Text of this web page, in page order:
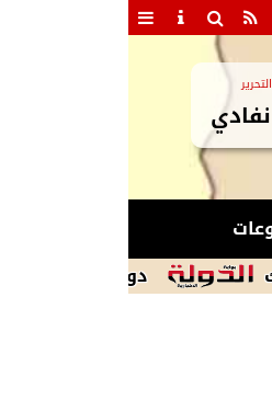
دوي صافرات الإنذار في